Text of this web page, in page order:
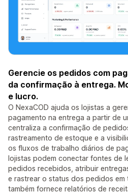
Gerencie os pedidos com
da confirmação à entrega.
e lucro.
O NexaCOD ajuda os lojistas a
pagamento na entrega a partir de
centraliza a confirmação de
rastreamento de estoque e a
os fluxos de trabalho diários de
lojistas podem conectar fontes de
pedidos recebidos, atribuir
e rastrear o status dos pedidos em
também fornece relatórios de